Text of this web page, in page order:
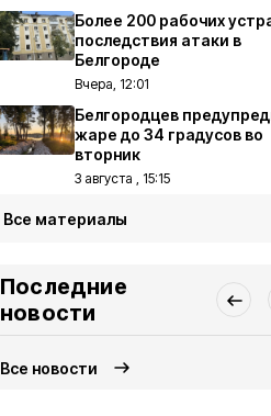
Более 200 рабочих
последствия атаки в
Белгороде
Вчера, 12:01
Белгородцев
жаре до 34 градусов во
вторник
3 августа , 15:15
Все материалы
Последние
новости
Все новости